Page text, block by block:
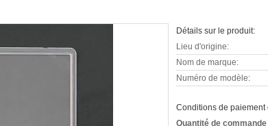
Détails sur le produit:
Lieu d'origine:
Nom de marque:
Numéro de modèle:
Conditions de paiement
Quantité de commande